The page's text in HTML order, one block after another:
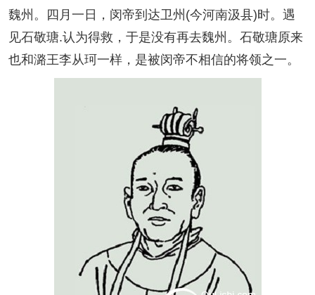
魏州。四月一日，闵帝到达卫州(今河南汲县)时。遇
见石敬瑭.认为得救，于是没有再去魏州。石敬瑭原来
也和潞王李从珂一样，是被闵帝不相信的将领之一。